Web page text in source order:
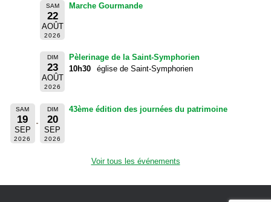
SAM
22
AOÛT
2026
Marche Gourmande
DIM
23
AOÛT
2026
Pèlerinage de la Saint-Symphorien
10h30
église de Saint-Symphorien
SAM
19
SEP
2026
DIM
20
SEP
2026
43ème édition des journées du patrimoine
Voir tous les événements